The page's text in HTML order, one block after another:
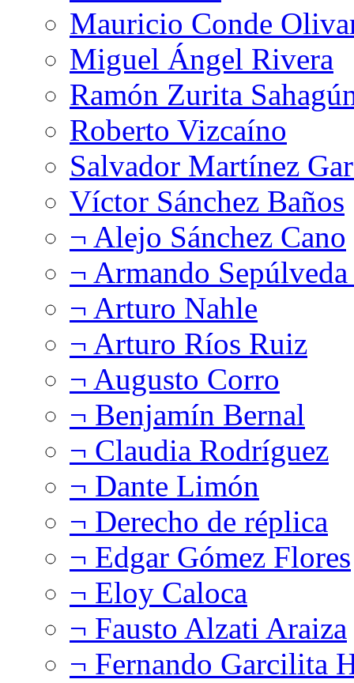
Mauricio Conde
Miguel Ángel Rivera
Ramón Zurita
Roberto Vizcaíno
Salvador Martínez
Víctor Sánchez Baños
¬ Alejo Sánchez Cano
¬ Armando
¬ Arturo Nahle
¬ Arturo Ríos Ruiz
¬ Augusto Corro
¬ Benjamín Bernal
¬ Claudia Rodríguez
¬ Dante Limón
¬ Derecho de réplica
¬ Edgar Gómez Flores
¬ Eloy Caloca
¬ Fausto Alzati Araiza
¬ Fernando Garcilita